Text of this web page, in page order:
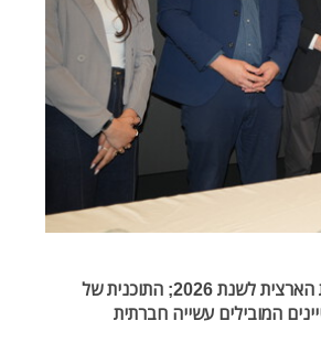
עדי גלאם ונועם חגואל נבחרו לנבחרת המנהיגות הארצית לשנת 2026; התוכנית של
המובילים עשייה חברתית